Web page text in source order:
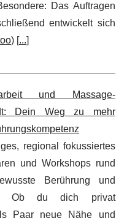
Das Auftragen
entwickelt sich
) [...]
und Massage-
Dein Weg zu mehr
regional fokussiertes
und Workshops rund
Berührung und
Ob du dich privat
Paar neue Nähe und